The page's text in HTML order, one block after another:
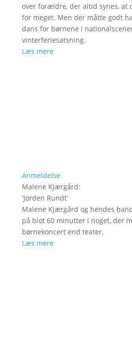
over forældre, der altid synes, at
for meget. Men der måtte godt
dans for børnene i
vinterferiesatsning.
Læs mere
Anmeldelse
Malene Kjærgård:
'Jorden Rundt'
Malene Kjærgård og hendes band
på blot 60 minutter i noget, der
børnekoncert end teater.
Læs mere